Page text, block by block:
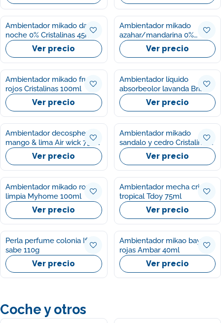
Ambientador mikado dama
noche 0% Cristalinas 45ml
Ver precio
Ambientador mikado
azahar/mandarina 0%
Cristalinas 45mlVer precio
Ambientador mikado frutos
rojos Cristalinas 100ml
Ver precio
Ambientador líquido
absorbeolor lavanda Brise
300ml
Ver precio
Ambientador decosphere
mango & lima Air wick 75ml
Ver precio
Ambientador mikado
sandalo y cedro Cristalinas
35ml
Ver precio
Ambientador mikado ropa
limpia Myhome 100ml
Ver precio
Ambientador mecha cristal
tropical Tdoy 75ml
Ver precio
Perla perfume colonia Ifa
sabe 110g
Ver precio
Ambientador mikao bayas
rojas Ambar 40ml
Ver precio
Coche y otros